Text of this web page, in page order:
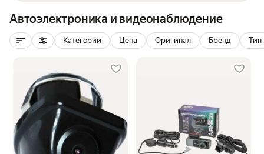
Автоэлектроника и видеонаблюдение
Категории Цена Оригинал Бренд Тип